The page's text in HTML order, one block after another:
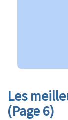
Les
(Page 6)